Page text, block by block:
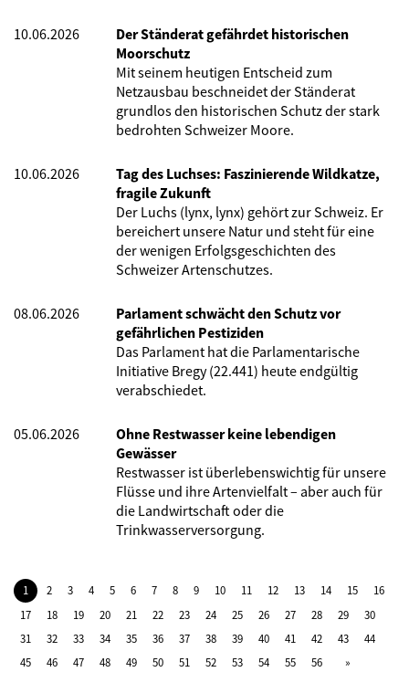
10.06.2026
Der Ständerat gefährdet historischen
Moorschutz
Mit seinem heutigen Entscheid zum
Netzausbau beschneidet der Ständerat
grundlos den historischen Schutz der stark
bedrohten Schweizer Moore.
10.06.2026
Tag des Luchses: Faszinierende Wildkatze,
fragile Zukunft
Der Luchs (lynx, lynx) gehört zur Schweiz. Er
bereichert unsere Natur und steht für eine
der wenigen Erfolgsgeschichten des
Schweizer Artenschutzes.
08.06.2026
Parlament schwächt den Schutz vor
gefährlichen Pestiziden
Das Parlament hat die Parlamentarische
Initiative Bregy (22.441) heute endgültig
verabschiedet.
05.06.2026
Ohne Restwasser keine lebendigen
Gewässer
Restwasser ist überlebenswichtig für unsere
Flüsse und ihre Artenvielfalt – aber auch für
die Landwirtschaft oder die
Trinkwasserversorgung.
1 2 3 4 5 6 7 8 9 10 11 12 13 14 15
16
17
18 19 20 21 22 23 24 25 26 27 28 29
30
31
32 33 34 35 36 37 38 39 40 41 42 43
44
45
46 47 48 49 50 51 52 53 54 55 56